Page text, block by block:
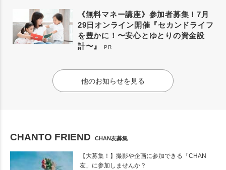
《無料マネー講座》参加者募集！7月
29日オンライン開催『セカンドライフ
を豊かに！〜安心とゆとりの資金設
計〜』
PR
他のお知らせを見る
CHANTO FRIEND CHAN友募集
【大募集！】撮影や企画に参加できる「CHAN
友」に参加しませんか？